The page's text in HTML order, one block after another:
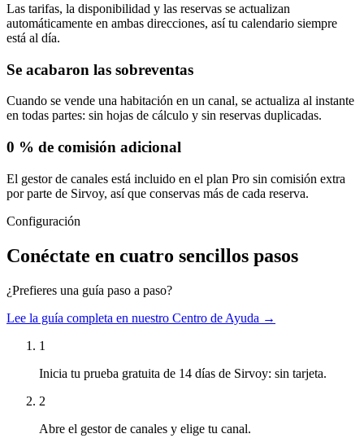
Las tarifas, la disponibilidad y las reservas se actualizan
automáticamente en ambas direcciones, así tu calendario siempre
está al día.
Se acabaron las sobreventas
Cuando se vende una habitación en un canal, se actualiza al instante
en todas partes: sin hojas de cálculo y sin reservas duplicadas.
0 % de comisión adicional
El gestor de canales está incluido en el plan Pro sin comisión extra
por parte de Sirvoy, así que conservas más de cada reserva.
Configuración
Conéctate en cuatro sencillos pasos
¿Prefieres una guía paso a paso?
Lee la guía completa en nuestro Centro de Ayuda →
1
Inicia tu prueba gratuita de 14 días de Sirvoy: sin tarjeta.
2
Abre el gestor de canales y elige tu canal.